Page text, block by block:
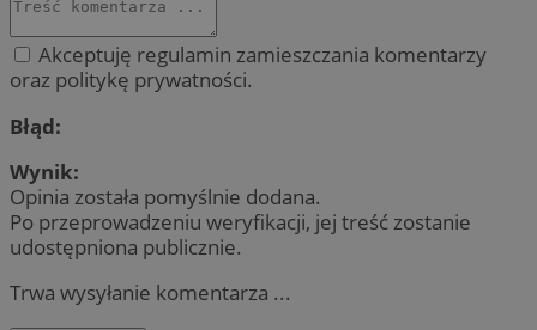
Akceptuję regulamin zamieszczania komentarzy
oraz politykę prywatności.
Błąd:
Wynik:
Opinia została pomyślnie dodana.
Po przeprowadzeniu weryfikacji, jej treść zostanie
udostępniona publicznie.
Trwa wysyłanie komentarza ...